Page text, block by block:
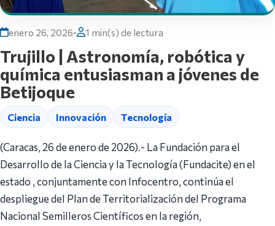
enero 26, 2026• 1 min(s) de lectura
Trujillo | Astronomía, robótica y
química entusiasman a jóvenes de
Betijoque
Ciencia Innovación Tecnología
(Caracas, 26 de enero de 2026).- La Fundación para el
Desarrollo de la Ciencia y la Tecnología (Fundacite) en el
estado , conjuntamente con Infocentro, continúa el
despliegue del Plan de Territorialización del Programa
Nacional Semilleros Científicos en la región,